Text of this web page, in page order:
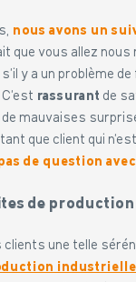
nous avons un
que vous allez
y a un problème
C’est rassurant de
de mauvaises
que client qui
de question
de production
clients une telle